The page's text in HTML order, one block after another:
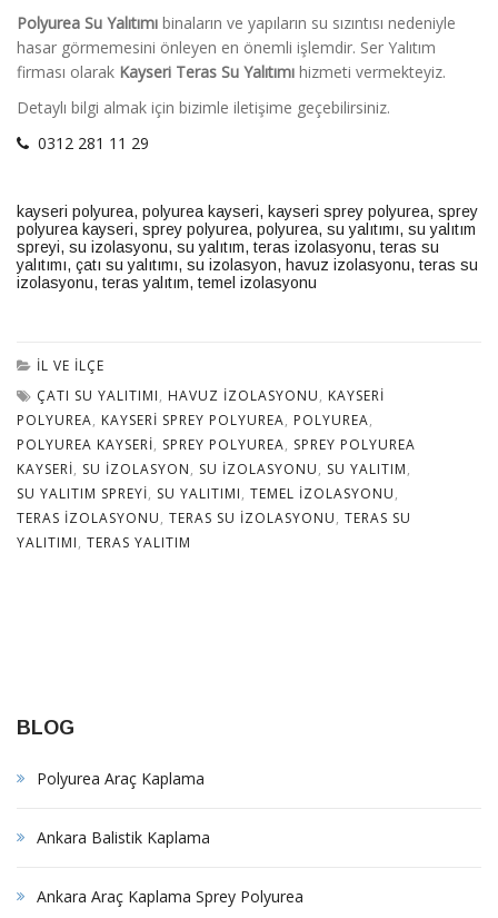
Polyurea Su Yalıtımı binaların ve yapıların su sızıntısı nedeniyle
hasar görmemesini önleyen en önemli işlemdir. Ser Yalıtım
firması olarak Kayseri Teras Su Yalıtımı hizmeti vermekteyiz.
Detaylı bilgi almak için bizimle iletişime geçebilirsiniz.
0312 281 11 29
kayseri polyurea, polyurea kayseri, kayseri sprey polyurea, sprey
polyurea kayseri, sprey polyurea, polyurea, su yalıtımı, su yalıtım
spreyi, su izolasyonu, su yalıtım, teras izolasyonu, teras su
yalıtımı, çatı su yalıtımı, su izolasyon, havuz izolasyonu, teras su
izolasyonu, teras yalıtım, temel izolasyonu
İL VE İLÇE
ÇATI SU YALITIMI, HAVUZ IZOLASYONU, KAYSERI
POLYUREA, KAYSERI SPREY POLYUREA, POLYUREA,
POLYUREA KAYSERI, SPREY POLYUREA, SPREY POLYUREA
KAYSERI, SU IZOLASYON, SU IZOLASYONU, SU YALITIM,
SU YALITIM SPREYI, SU YALITIMI, TEMEL IZOLASYONU,
TERAS IZOLASYONU, TERAS SU IZOLASYONU, TERAS SU
YALITIMI, TERAS YALITIM
BLOG
Polyurea Araç Kaplama
Ankara Balistik Kaplama
Ankara Araç Kaplama Sprey Polyurea